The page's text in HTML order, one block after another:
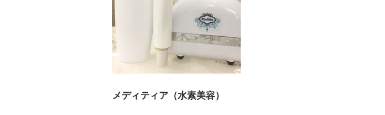
メディティア（水素美容）